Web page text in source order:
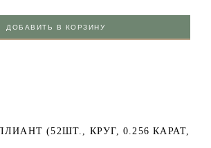
ДОБАВИТЬ В КОРЗИНУ
(52ШТ., КРУГ, 0.256 КАРАТ,